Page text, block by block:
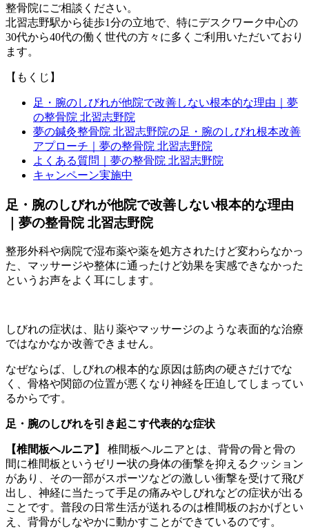
整骨院にご相談ください。
北習志野駅から徒歩1分の立地で、特にデスクワーク中心の
30代から40代の働く世代の方々に多くご利用いただいており
ます。
【もくじ】
足・腕のしびれが他院で改善しない根本的な理由｜夢
の整骨院 北習志野院
夢の鍼灸整骨院 北習志野院の足・腕のしびれ根本改善
アプローチ｜夢の整骨院 北習志野院
よくある質問｜夢の整骨院 北習志野院
キャンペーン実施中
足・腕のしびれが他院で改善しない根本的な理由
｜夢の整骨院 北習志野院
整形外科や病院で湿布薬や薬を処方されたけど変わらなかっ
た、マッサージや整体に通ったけど効果を実感できなかった
というお声をよく耳にします。
しびれの症状は、貼り薬やマッサージのような表面的な治療
ではなかなか改善できません。
なぜならば、しびれの根本的な原因は筋肉の硬さだけでな
く、骨格や関節の位置が悪くなり神経を圧迫してしまってい
るからです。
足・腕のしびれを引き起こす代表的な症状
【椎間板ヘルニア】
椎間板ヘルニアとは、背骨の骨と骨の
間に椎間板というゼリー状の身体の衝撃を抑えるクッション
があり、その一部がスポーツなどの激しい衝撃を受けて飛び
出し、神経に当たって手足の痛みやしびれなどの症状が出る
ことです。普段の日常生活が送れるのは椎間板のおかげとい
え、背骨がしなやかに動かすことができているのです。